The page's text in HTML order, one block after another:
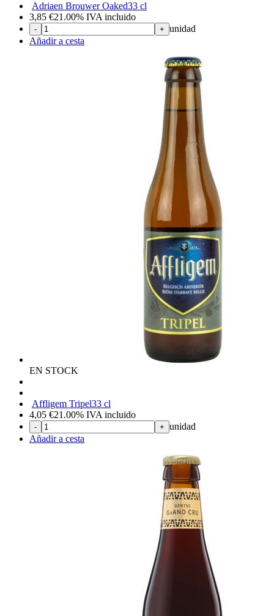
Adriaen Brouwer Oaked33 cl
3,85 €21.00% IVA incluido
- + unidad
Añadir a cesta
EN STOCK
Affligem Tripel33 cl
4,05 €21.00% IVA incluido
- + unidad
Añadir a cesta